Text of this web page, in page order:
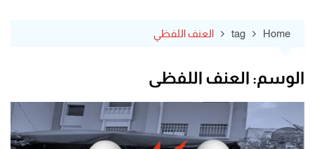
Home
tag العنف اللفظي
الوسم: العنف اللفظي